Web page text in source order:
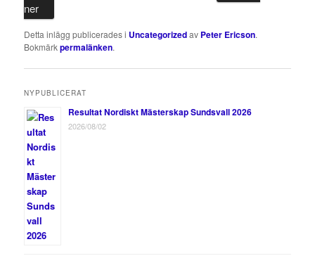
ner
Detta inlägg publicerades i Uncategorizedav Peter Ericson.
Bokmärkpermalänken.
NYPUBLICERAT
Resultat Nordiskt Mästerskap Sundsvall 2026
2026/08/02